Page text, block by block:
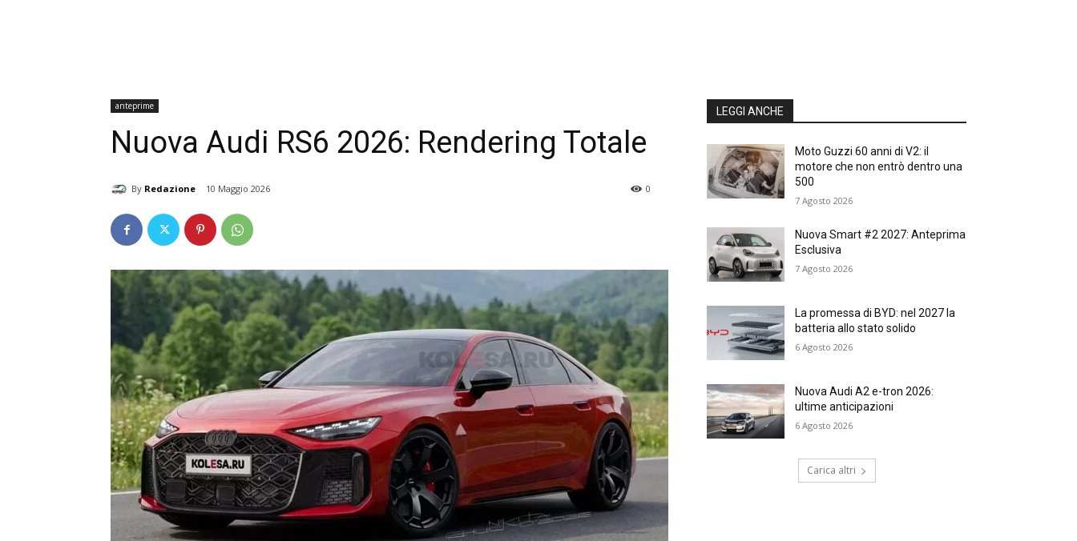
anteprime
Nuova Audi RS6 2026: Rendering Totale
By Redazione 10 Maggio 2026 0
LEGGI ANCHE
Moto Guzzi 60 anni di V2: il
motore che non entrò dentro una
500
7 Agosto 2026
Nuova Smart #2 2027: Anteprima
Esclusiva
7 Agosto 2026
La promessa di BYD: nel 2027 la
batteria allo stato solido
6 Agosto 2026
Nuova Audi A2 e-tron 2026:
ultime anticipazioni
6 Agosto 2026
Carica altri